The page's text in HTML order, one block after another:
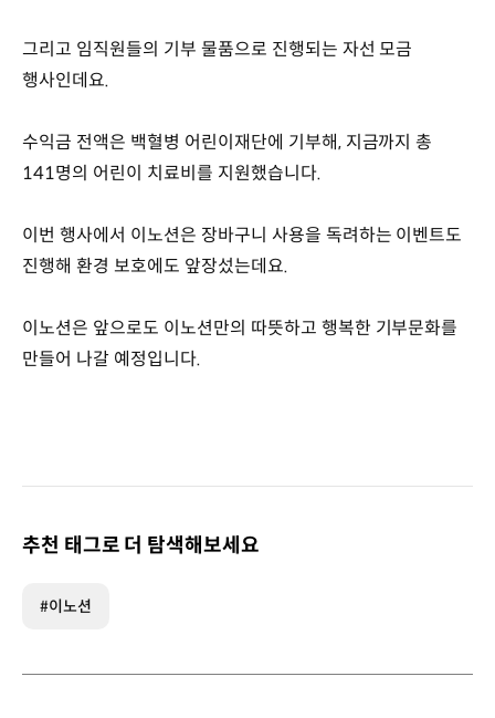
그리고 임직원들의 기부 물품으로 진행되는 자선 모금
행사인데요.
수익금 전액은 백혈병 어린이재단에 기부해, 지금까지 총
141명의 어린이 치료비를 지원했습니다.
이번 행사에서 이노션은 장바구니 사용을 독려하는 이벤트도
진행해 환경 보호에도 앞장섰는데요.
이노션은 앞으로도 이노션만의 따뜻하고 행복한 기부문화를
만들어 나갈 예정입니다.
추천 태그로 더 탐색해보세요
#이노션